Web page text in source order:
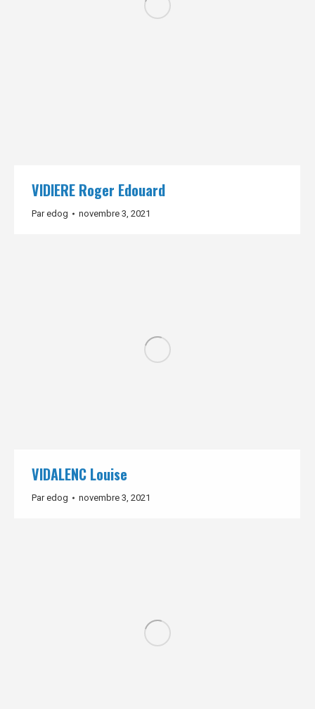
VIDIERE Roger Edouard
Paredog novembre 3, 2021
VIDALENC Louise
Paredog novembre 3, 2021